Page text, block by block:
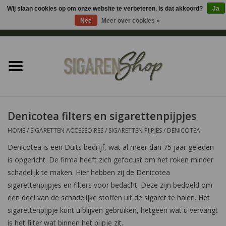
Sigaren accessoires
Shag accessoires
Aansteker
Headshop
Cadeau
Denicotea filters en sigarettenpijpjes
HOME/ SIGARETTEN ACCESSOIRES/ SIGARETTEN PIJPJES/ DENICOTEA
Denicotea is een Duits bedrijf, wat al meer dan 75 jaar geleden
is opgericht. De firma heeft zich gefocust om het roken minder
schadelijk te maken. Hier hebben zij de Denicotea
sigarettenpijpjes en filters voor bedacht. Deze zijn bedoeld om
een deel van de schadelijke stoffen uit de sigaret te halen. Het
sigarettenpijpje kunt u blijven gebruiken, hetgeen wat u vervangt
is het filter wat binnen het pijpje zit.
Wij slaan cookies op om onze website te verbeteren. Is dat akkoord?
Ja
Nee
Meer over cookies »